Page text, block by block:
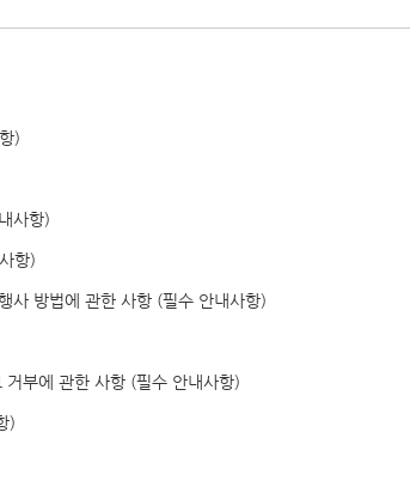
)
사항)
항)
사 방법에 관한 사항 (필수 안내사항)
부에 관한 사항 (필수 안내사항)
)